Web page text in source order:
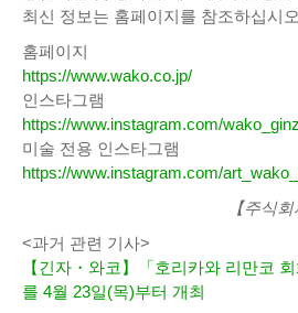
최신 정보는 홈페이지를 참조하십시
홈페이지
https://www.wako.co.jp/
인스타그램
https://www.instagram.com/
미술 전용 인스타그램
https://www.instagram.com/
【주식
<과거 관련 기사>
【긴자・와코】「호리카와 리만코
를 4월 23일(목)부터 개최